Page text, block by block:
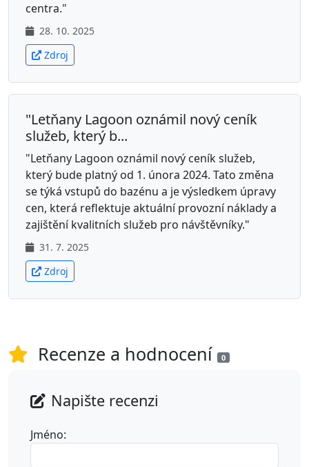
centra."
28. 10. 2025
Zdroj
"Letňany Lagoon oznámil nový ceník
služeb, který b...
"Letňany Lagoon oznámil nový ceník služeb,
který bude platný od 1. února 2024. Tato změna
se týká vstupů do bazénu a je výsledkem úpravy
cen, která reflektuje aktuální provozní náklady a
zajištění kvalitních služeb pro návštěvníky."
31. 7. 2025
Zdroj
Recenze a hodnocení 0
Napište recenzi
Jméno: